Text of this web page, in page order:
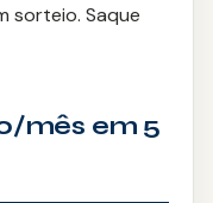
sorteio. Saque
mês em 5